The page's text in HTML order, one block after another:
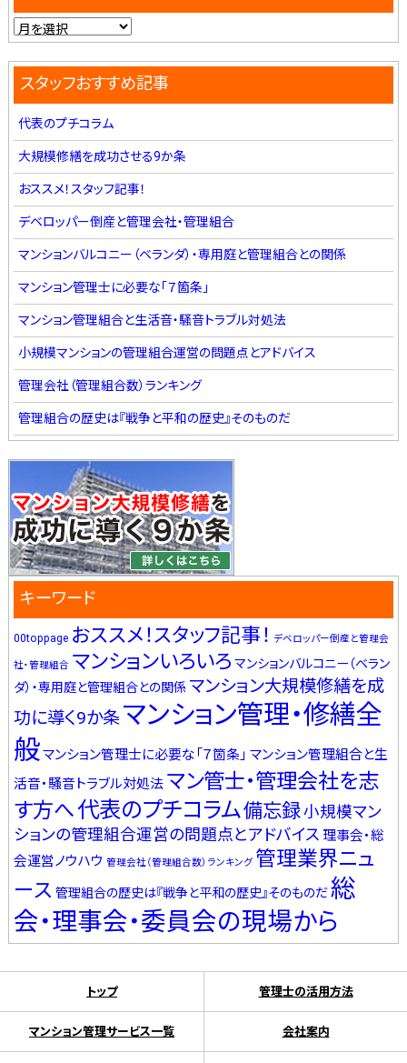
スタッフおすすめ記事
代表のプチコラム
大規模修繕を成功させる9か条
おススメ！スタッフ記事！
デベロッパー倒産と管理会社・管理組合
マンションバルコニー（ベランダ）・専用庭と管理組合との関係
マンション管理士に必要な「７箇条」
マンション管理組合と生活音・騒音トラブル対処法
小規模マンションの管理組合運営の問題点とアドバイス
管理会社（管理組合数）ランキング
管理組合の歴史は『戦争と平和の歴史』そのものだ
キーワード
00toppage おススメ！スタッフ記事！ デベロッパー倒産と管理会
社・管理組合 マンションいろいろ マンションバルコニー（ベラン
ダ）・専用庭と管理組合との関係 マンション大規模修繕を成
功に導く9か条マンション管理・修繕全
般マンション管理士に必要な「７箇条」 マンション管理組合と生
活音・騒音トラブル対処法 マン管士・管理会社を志
す方へ代表のプチコラム備忘録小規模マン
ションの管理組合運営の問題点とアドバイス 理事会・総
会運営ノウハウ 管理会社（管理組合数）ランキング 管理業界ニュ
ース 管理組合の歴史は『戦争と平和の歴史』そのものだ総
会・理事会・委員会の現場から
トップ 管理士の活用方法
マンション管理サービス一覧 会社案内